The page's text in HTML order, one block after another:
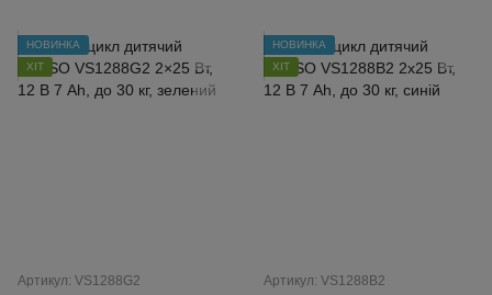
НОВИНКА
ХІТ
Артикул: VS1288G2
НОВИНКА
ХІТ
Артикул: VS1288B2